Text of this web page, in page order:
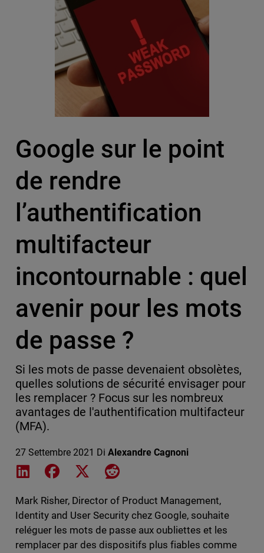
Google sur le point
de rendre
l’authentification
multifacteur
incontournable : quel
avenir pour les mots
de passe ?
Si les mots de passe devenaient obsolètes,
quelles solutions de sécurité envisager pour
les remplacer ? Focus sur les nombreux
avantages de l'authentification multifacteur
(MFA).
27 Settembre 2021 Di Alexandre Cagnoni
Share on LinkedIn
Share on Facebook
Share on XShare on Reddit
Mark Risher, Director of Product Management,
Identity and User Security chez Google, souhaite
reléguer les mots de passe aux oubliettes et les
remplacer par des dispositifs plus fiables comme